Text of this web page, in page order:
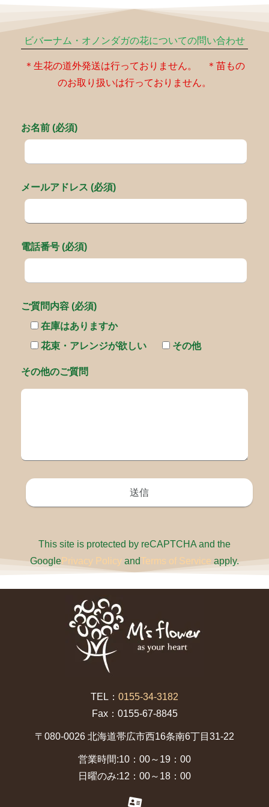
ビバーナム・オノンダガの花についての問い合わせ
＊生花の道外発送は行っておりません。 ＊苗もの
のお取り扱いは行っておりません。
お名前 (必須)
メールアドレス (必須)
電話番号 (必須)
ご質問内容 (必須)
在庫はありますか
花束・アレンジが欲しい
その他
その他のご質問
This site is protected by reCAPTCHA and the
GooglePrivacy Policy andTerms of Service apply.
TEL： 0155-34-3182
Fax：0155-67-8845
〒080-0026 北海道帯広市西16条南6丁目31-22
営業時間:10：00～19：00
日曜のみ:12：00～18：00